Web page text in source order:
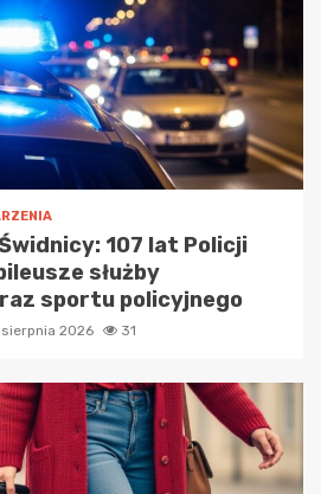
107 lat Policji
służby
sportu policyjnego
2026 31